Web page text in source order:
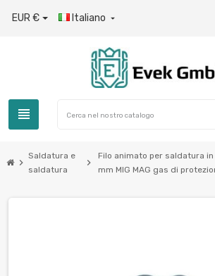
EUR € Italiano 
view_headline
chevron_right
Saldatura e
saldatura
chevron_right
Filo animato per saldatura
mm MIG MAG gas di